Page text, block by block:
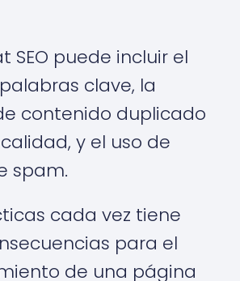
SEO puede incluir el
clave, la
contenido duplicado
y el uso de
spam.
cada vez tiene
para el
de una página